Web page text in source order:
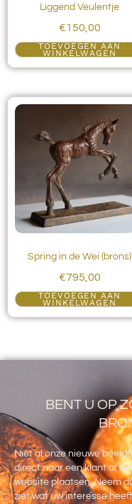
Liggend Veulentje
€150,00
TOEVOEGEN AAN
WINKELWAGEN
Spring in de Wei (brons)
€795,00
TOEVOEGEN AAN
WINKELWAGEN
BENT U OP
Niet al onze nieuwe
direct naar een klant of
website plaatsen. Neem
ziet wat uw interesse